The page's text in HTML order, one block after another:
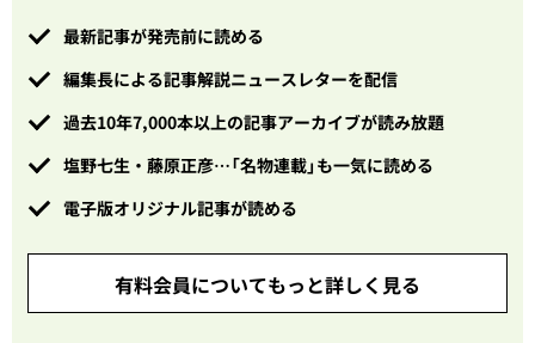
最新記事が発売前に読める
編集長による記事解説ニュースレターを配信
過去10年7,000本以上の記事アーカイブが読み放題
塩野七生・藤原正彦…「名物連載」も一気に読める
電子版オリジナル記事が読める
有料会員についてもっと詳しく見る